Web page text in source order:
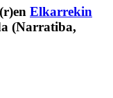
(r)en Elkarrekin
(Narratiba,